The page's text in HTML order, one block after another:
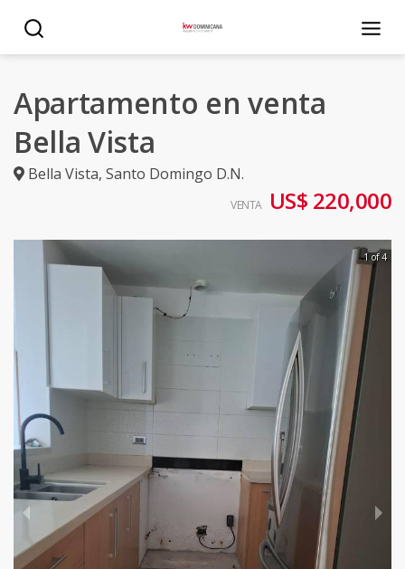
Apartamento en venta
Bella Vista
Bella Vista, Santo Domingo D.N.
VENTA US$ 220,000
1 of 4